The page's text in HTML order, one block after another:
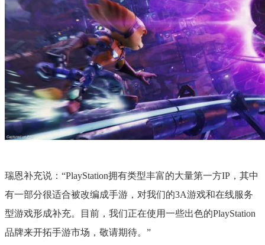
瑞恩补充说：“PlayStation拥有类型丰富的大量第一方IP，其中
有一部分很适合被改编成手游，对我们的3A游戏和在线服务
型游戏形成补充。目前，我们正在使用一些出色的PlayStation
品牌来开拓手游市场，敬请期待。”